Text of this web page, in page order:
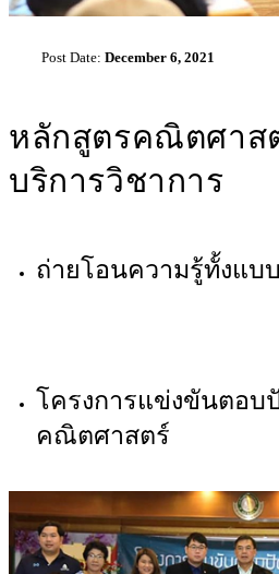
Post Date: December 6, 2021
หลักสูตรคณิตศาส
บริการวิชาการ
ถ่ายโอนความรู้ทั้งแบบ
โครงการแข่งขันตอบ
คณิตศาสตร์